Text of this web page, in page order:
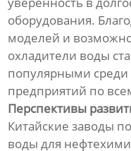
оборудования.
моделей и
охладители воды
популярными
предприятий по
Перспективы
Китайские заводы
воды для